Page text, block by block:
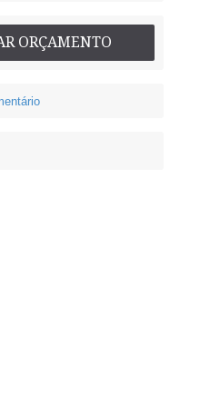
ORÇAMENTO